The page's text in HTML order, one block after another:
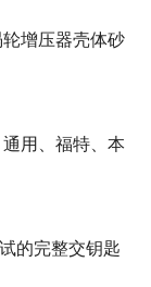
增压器壳体砂
用、福特、本
的完整交钥匙